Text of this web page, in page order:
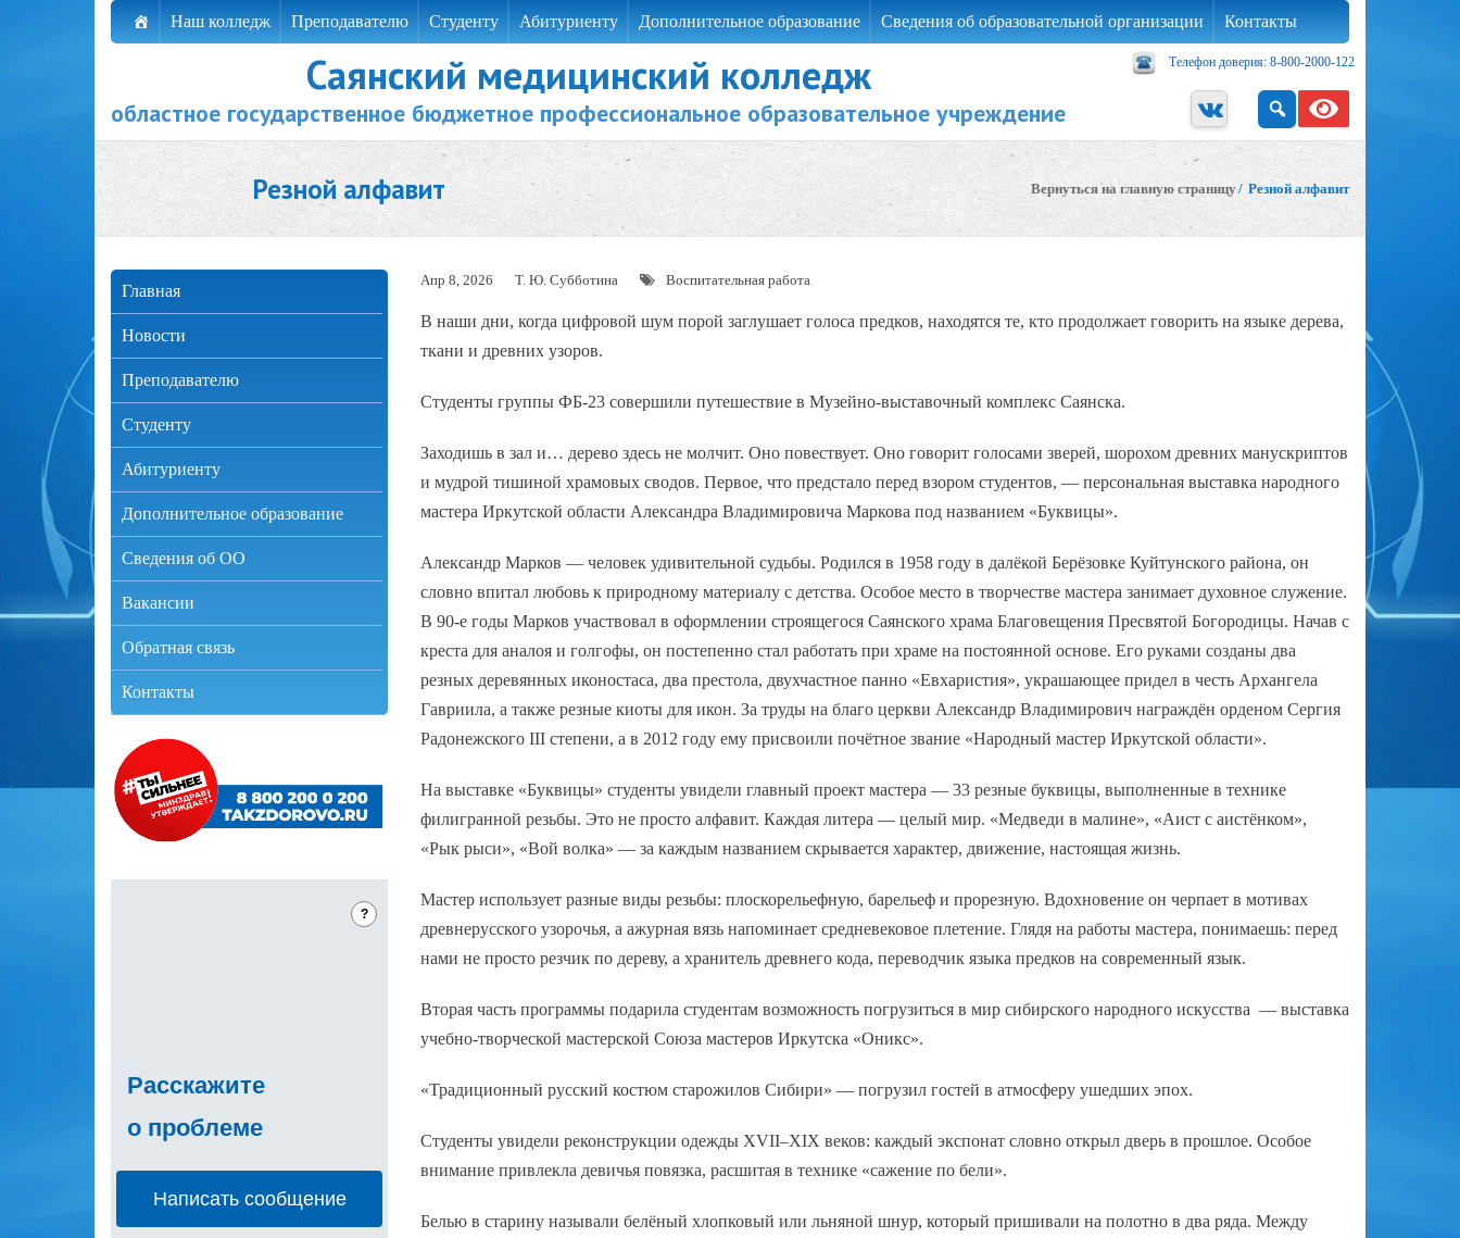
Наш колледж Преподавателю Студенту Абитуриенту Дополнительное образование Сведения об образовательной организации Контакты
Телефон доверия: 8-800-2000-122
Саянский медицинский колледж
областное государственное бюджетное профессиональное образовательное учреждение
Резной алфавит Вернуться на главную страницу/ Резной алфавит
Апр 8, 2026 Т. Ю. Субботина Воспитательная работа
В наши дни, когда цифровой шум порой заглушает голоса предков, находятся те, кто продолжает говорить на языке дерева,
ткани и древних узоров.
Студенты группы ФБ-23 совершили путешествие в Музейно-выставочный комплекс Саянска.
Заходишь в зал и… дерево здесь не молчит. Оно повествует. Оно говорит голосами зверей, шорохом древних манускриптов
и мудрой тишиной храмовых сводов. Первое, что предстало перед взором студентов, — персональная выставка народного
мастера Иркутской области Александра Владимировича Маркова под названием «Буквицы».
Александр Марков — человек удивительной судьбы. Родился в 1958 году в далёкой Берёзовке Куйтунского района, он
словно впитал любовь к природному материалу с детства. Особое место в творчестве мастера занимает духовное служение.
В 90-е годы Марков участвовал в оформлении строящегося Саянского храма Благовещения Пресвятой Богородицы. Начав с
креста для аналоя и голгофы, он постепенно стал работать при храме на постоянной основе. Его руками созданы два
резных деревянных иконостаса, два престола, двухчастное панно «Евхаристия», украшающее придел в честь Архангела
Гавриила, а также резные киоты для икон. За труды на благо церкви Александр Владимирович награждён орденом Сергия
Радонежского III степени, а в 2012 году ему присвоили почётное звание «Народный мастер Иркутской области».
На выставке «Буквицы» студенты увидели главный проект мастера — 33 резные буквицы, выполненные в технике
филигранной резьбы. Это не просто алфавит. Каждая литера — целый мир. «Медведи в малине», «Аист с аистёнком»,
«Рык рыси», «Вой волка» — за каждым названием скрывается характер, движение, настоящая жизнь.
Мастер использует разные виды резьбы: плоскорельефную, барельеф и прорезную. Вдохновение он черпает в мотивах
древнерусского узорочья, а ажурная вязь напоминает средневековое плетение. Глядя на работы мастера, понимаешь: перед
нами не просто резчик по дереву, а хранитель древнего кода, переводчик языка предков на современный язык.
Вторая часть программы подарила студентам возможность погрузиться в мир сибирского народного искусства — выставка
учебно‑творческой мастерской Союза мастеров Иркутска «Оникс».
«Традиционный русский костюм старожилов Сибири» — погрузил гостей в атмосферу ушедших эпох.
Студенты увидели реконструкции одежды XVII–XIX веков: каждый экспонат словно открыл дверь в прошлое. Особое
внимание привлекла девичья повязка, расшитая в технике «сажение по бели».
Белью в старину называли белёный хлопковый или льняной шнур, который пришивали на полотно в два ряда. Между
Главная
Новости
Преподавателю
Студенту
Абитуриенту
Дополнительное образование
Сведения об ОО
Вакансии
Обратная связь
Контакты
?
Расскажите
о проблеме
Написать сообщение